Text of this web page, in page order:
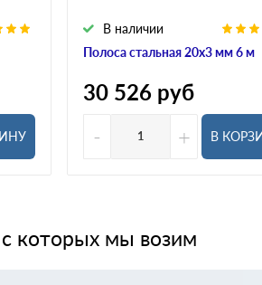
Полоса стальная 20х3 мм 6 м
В наличии
30 526 руб
-
+ В
которых мы возим